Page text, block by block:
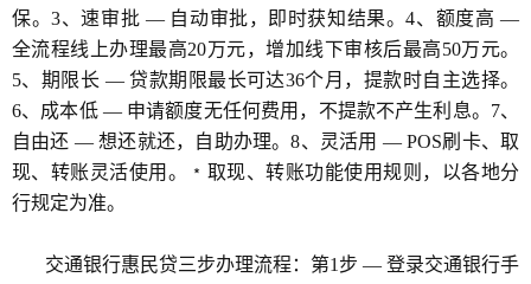
保。3、速审批 — 自动审批，即时获知结果。4、额度高 —
全流程线上办理最高20万元，增加线下审核后最高50万元。
5、期限长 — 贷款期限最长可达36个月，提款时自主选择。
6、成本低 — 申请额度无任何费用，不提款不产生利息。7、
自由还 — 想还就还，自助办理。8、灵活用 — POS刷卡、取
现、转账灵活使用。﹡取现、转账功能使用规则，以各地分
行规定为准。
交通银行惠民贷三步办理流程：第1步 — 登录交通银行手